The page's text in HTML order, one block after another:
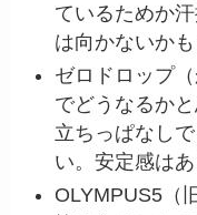
ているためか
は向かないかも
ゼロドロップ
でどうなるか
立ちっぱなし
い。安定感はあ
OLYMPUS5（